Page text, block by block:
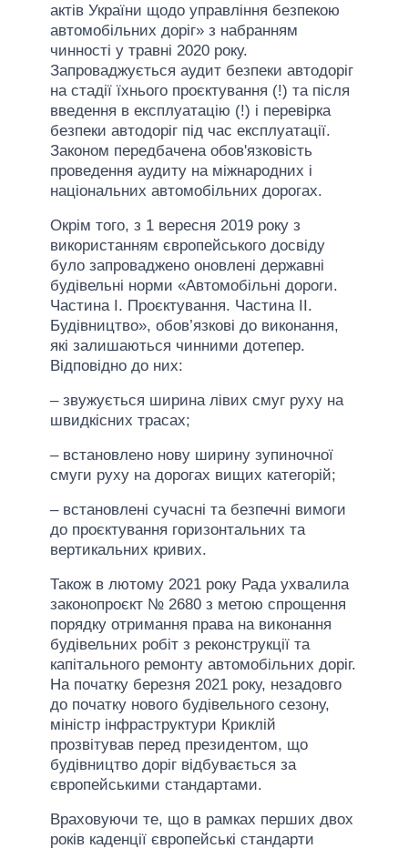
актів України щодо управління безпекою
автомобільних доріг» з набранням
чинності у травні 2020 року.
Запроваджується аудит безпеки автодоріг
на стадії їхнього проєктування (!) та після
введення в експлуатацію (!) і перевірка
безпеки автодоріг під час експлуатації.
Законом передбачена обов'язковість
проведення аудиту на міжнародних і
національних автомобільних дорогах.
Окрім того, з 1 вересня 2019 року з
використанням європейського досвіду
було запроваджено оновлені державні
будівельні норми «Автомобільні дороги.
Частина І. Проєктування. Частина II.
Будівництво», обов’язкові до виконання,
які залишаються чинними дотепер.
Відповідно до них:
– звужується ширина лівих смуг руху на
швидкісних трасах;
– встановлено нову ширину зупиночної
смуги руху на дорогах вищих категорій;
– встановлені сучасні та безпечні вимоги
до проєктування горизонтальних та
вертикальних кривих.
Також в лютому 2021 року Рада ухвалила
законопроєкт № 2680 з метою спрощення
порядку отримання права на виконання
будівельних робіт з реконструкції та
капітального ремонту автомобільних доріг.
На початку березня 2021 року, незадовго
до початку нового будівельного сезону,
міністр інфраструктури Криклій
прозвітував перед президентом, що
будівництво доріг відбувається за
європейськими стандартами.
Враховуючи те, що в рамках перших двох
років каденції європейські стандарти